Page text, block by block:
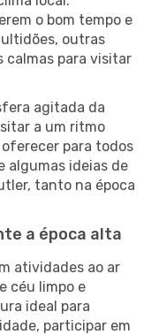
o bom tempo e
outras
calmas para visitar
agitada da
a um ritmo
para todos
algumas ideias de
tanto na época
a época alta
atividades ao ar
céu limpo e
ideal para
participar em